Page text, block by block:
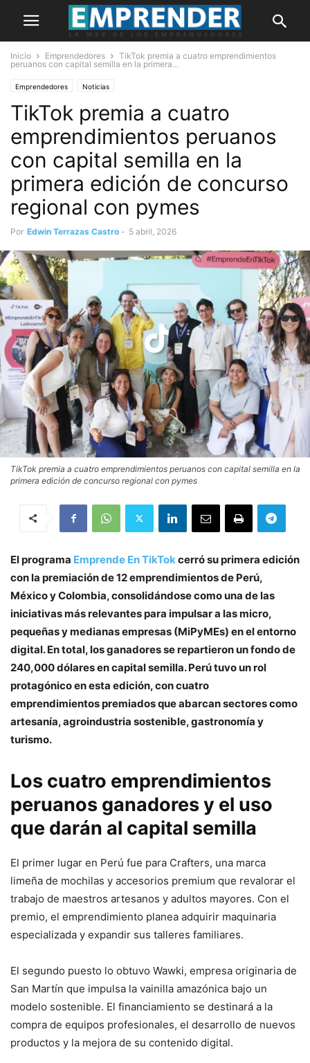
Inicio Emprendedores
TikTok premia a cuatro emprendimientos
peruanos con capital semilla en la primera...
Emprendedores Noticias
TikTok premia a cuatro
emprendimientos peruanos
con capital semilla en la
primera edición de concurso
regional con pymes
Por Edwin Terrazas Castro - 5 abril, 2026
TikTok premia a cuatro emprendimientos peruanos con capital semilla en la
primera edición de concurso regional con pymes
El programa Emprende En TikTok cerró su primera edición
con la premiación de 12 emprendimientos de Perú,
México y Colombia, consolidándose como una de las
iniciativas más relevantes para impulsar a las micro,
pequeñas y medianas empresas (MiPyMEs) en el entorno
digital. En total, los ganadores se repartieron un fondo de
240,000 dólares en capital semilla. Perú tuvo un rol
protagónico en esta edición, con cuatro
emprendimientos premiados que abarcan sectores como
artesanía, agroindustria sostenible, gastronomía y
turismo.
Los cuatro emprendimientos
peruanos ganadores y el uso
que darán al capital semilla
El primer lugar en Perú fue para Crafters, una marca
limeña de mochilas y accesorios premium que revalorar el
trabajo de maestros artesanos y adultos mayores. Con el
premio, el emprendimiento planea adquirir maquinaria
especializada y expandir sus talleres familiares.
El segundo puesto lo obtuvo Wawki, empresa originaria de
San Martín que impulsa la vainilla amazónica bajo un
modelo sostenible. El financiamiento se destinará a la
compra de equipos profesionales, el desarrollo de nuevos
productos y la mejora de su contenido digital.